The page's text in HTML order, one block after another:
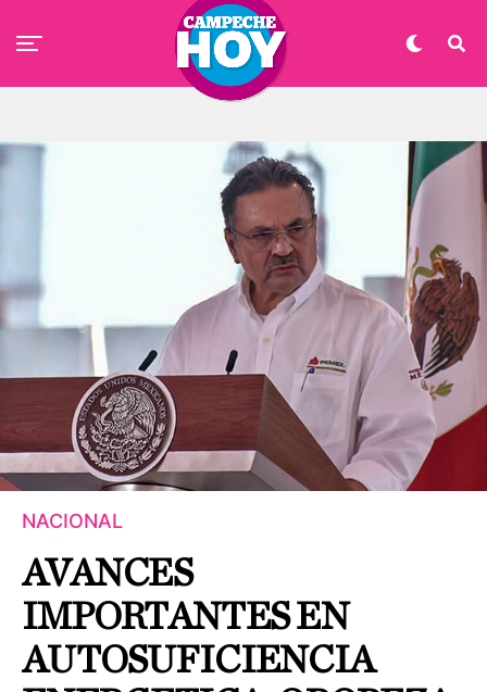
NACIONAL
AVANCES
IMPORTANTES EN
AUTOSUFICIENCIA